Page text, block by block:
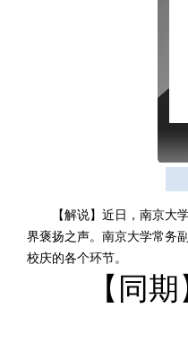
【解说】近日，南京大学
界褒扬之声。南京大学常务
校庆的各个环节。
【同期】